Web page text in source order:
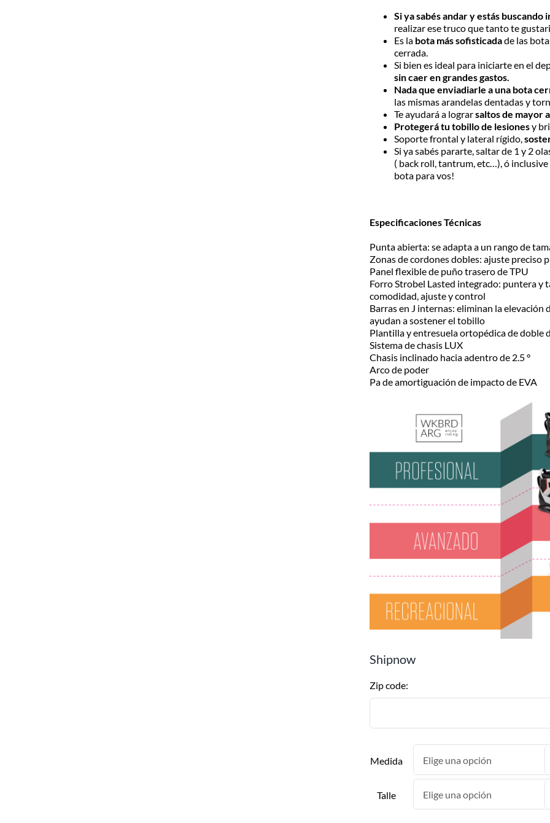
Si ya sabés andar y estás
realizar ese truco que tanto te
Es la bota más sofisticadade las
cerrada.
Si bien es ideal para iniciarte en el
sin caer en grandes gastos.
Nada que enviadiarle a una bota
las mismas arandelas dentadas y
Te ayudará a lograrsaltos de mayor
Protegerá tu tobillo de lesionesy
Soporte frontal y lateral rígido,
Si ya sabés pararte, saltar de 1 y 2
( back roll, tantrum, etc…), ó
bota para vos!
Especificaciones Técnicas
Punta abierta: se adapta a un rango de
Zonas de cordones dobles: ajuste preciso
Panel flexible de puño trasero de TPU
Forro Strobel Lasted integrado: puntera y
comodidad, ajuste y control
Barras en J internas: eliminan la
ayudan a sostener el tobillo
Plantilla y entresuela ortopédica de doble
Sistema de chasis LUX
Chasis inclinado hacia adentro de 2.5 °
Arco de poder
Pa de amortiguación de impacto de EVA
Shipnow
Zip code:
Medida
Talle